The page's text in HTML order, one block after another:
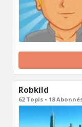
Robkild
62 Topis • 18